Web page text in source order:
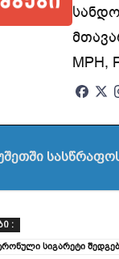
MPH,
:
სიგარეტი